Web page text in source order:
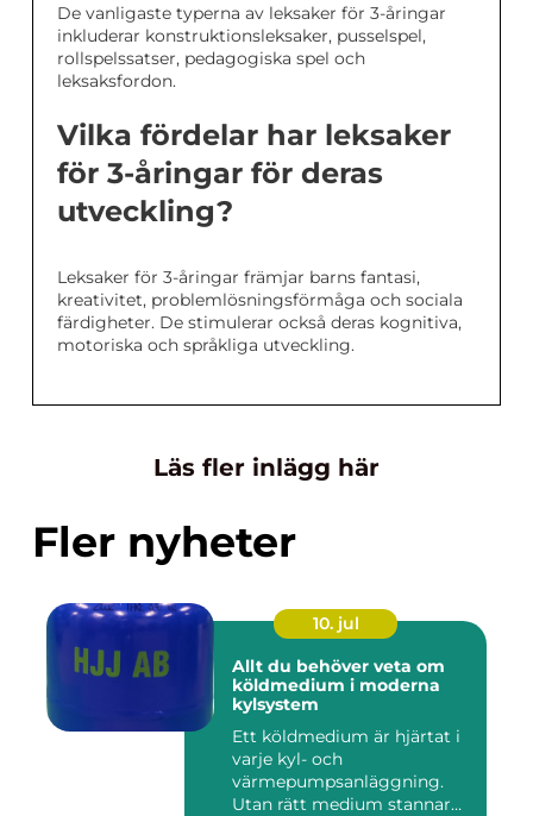
De vanligaste typerna av leksaker för 3-åringar
inkluderar konstruktionsleksaker, pusselspel,
rollspelssatser, pedagogiska spel och
leksaksfordon.
Vilka fördelar har leksaker
för 3-åringar för deras
utveckling?
Leksaker för 3-åringar främjar barns fantasi,
kreativitet, problemlösningsförmåga och sociala
färdigheter. De stimulerar också deras kognitiva,
motoriska och språkliga utveckling.
Läs fler inlägg här
Fler nyheter
10. jul
Allt du behöver veta om
köldmedium i moderna
kylsystem
Ett köldmedium är hjärtat i
varje kyl- och
värmepumpsanläggning.
Utan rätt medium stannar